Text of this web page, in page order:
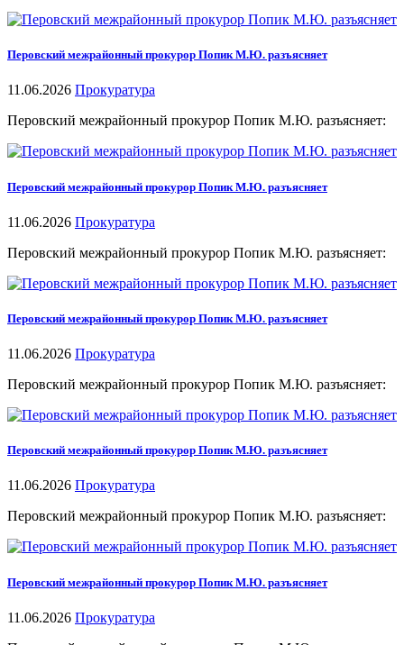
Перовский межрайонный прокурор Попик М.Ю. разъясняет
11.06.2026 Прокуратура
Перовский межрайонный прокурор Попик М.Ю. разъясняет:
Перовский межрайонный прокурор Попик М.Ю. разъясняет
11.06.2026 Прокуратура
Перовский межрайонный прокурор Попик М.Ю. разъясняет:
Перовский межрайонный прокурор Попик М.Ю. разъясняет
11.06.2026 Прокуратура
Перовский межрайонный прокурор Попик М.Ю. разъясняет:
Перовский межрайонный прокурор Попик М.Ю. разъясняет
11.06.2026 Прокуратура
Перовский межрайонный прокурор Попик М.Ю. разъясняет:
Перовский межрайонный прокурор Попик М.Ю. разъясняет
11.06.2026 Прокуратура